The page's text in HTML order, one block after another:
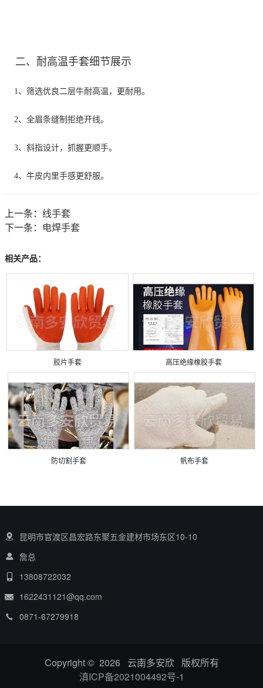
二、耐高温手套细节展示
1、筛选优良二层牛耐高温，更耐用。
2、全眉条缝制拒绝开线。
3、斜指设计，抓握更顺手。
4、牛皮内里手感更舒服。
上一条： 线手套
下一条： 电焊手套
相关产品：
胶片手套 高压绝缘橡胶手套
防切割手套 帆布手套
昆明市官渡区昌宏路东聚五金建材市场东区10-10
詹总
13808722032
1622431121@qq.com
0871-67279918
Copyright © 2026 云南多安欣 版权所有
滇ICP备2021004492号-1